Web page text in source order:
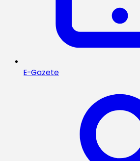
E-Gazete